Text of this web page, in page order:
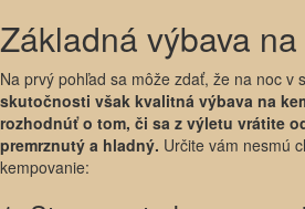
Základná výbava
Na prvý pohľad sa môže zdať, že na noc v
skutočnosti však kvalitná výbava na
rozhodnúť o tom, či sa z výletu vrátite
premrznutý a hladný. Určite vám nesmú
kempovanie: